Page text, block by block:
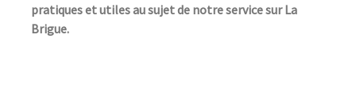
pratiques et utiles au sujet de notre service sur La
Brigue.